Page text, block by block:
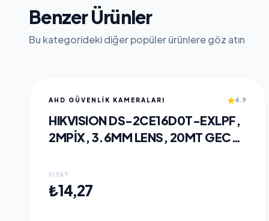
Benzer Ürünler
Bu kategorideki diğer popüler ürünlere göz atın
AHD GÜVENLİK KAMERALARI 4.9
HIKVISION DS-2CE16D0T-EXLPF,
2MPIX, 3.6MM LENS, 20MT GECE
BULLET KAMERA
FIYAT
₺14,27